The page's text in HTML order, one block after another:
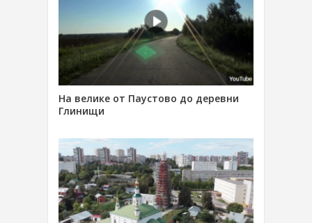
На велике от Паустово до деревни
Глинищи